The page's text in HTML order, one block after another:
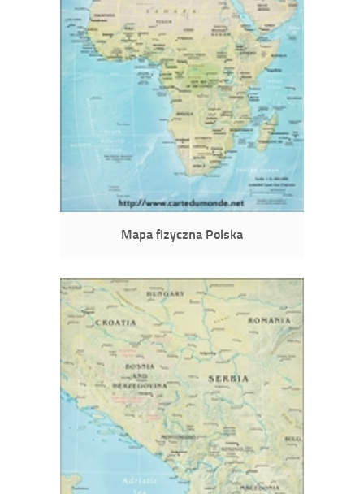
Mapa fizyczna Polska